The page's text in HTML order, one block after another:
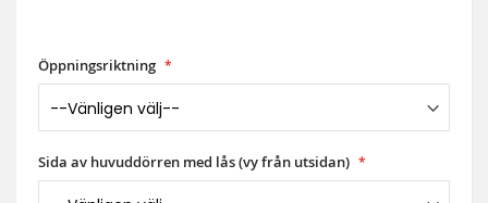
Öppningsriktning
Sida av huvuddörren med lås (vy från utsidan)